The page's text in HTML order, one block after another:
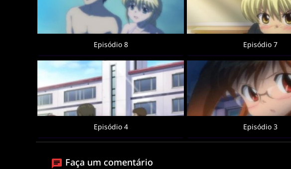
Episódio 8 Episódio 7
Episódio 4 Episódio 3
Faça um comentário